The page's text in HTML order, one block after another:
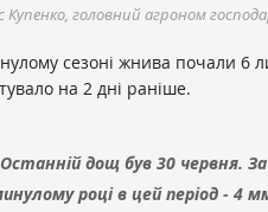
Купенко, головний агроном
сезоні жнива почали 6
на 2 дні раніше.
дощ був 30 червня.
році в цей період - 4